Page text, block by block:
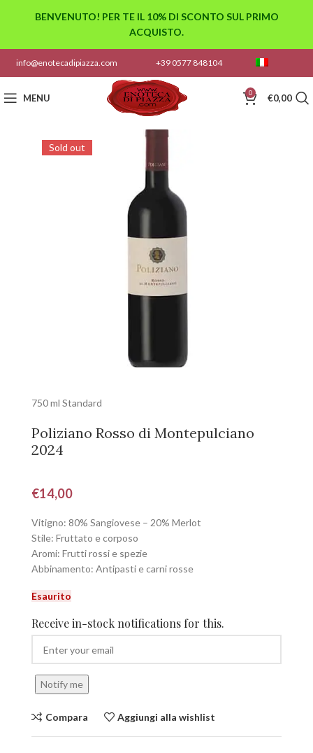
info@enotecadipiazza.com +39 0577 848104
MENU 0 €0,00
Sold out
750 ml Standard
Poliziano Rosso di Montepulciano
2024
€14,00
Vitigno: 80% Sangiovese – 20% Merlot
Stile: Fruttato e corposo
Aromi: Frutti rossi e spezie
Abbinamento: Antipasti e carni rosse
Esaurito
Receive in-stock notifications for this.
Notify me
Compara Aggiungi alla wishlist
BENVENUTO! PER TE IL 10% DI SCONTO SUL PRIMO
ACQUISTO.